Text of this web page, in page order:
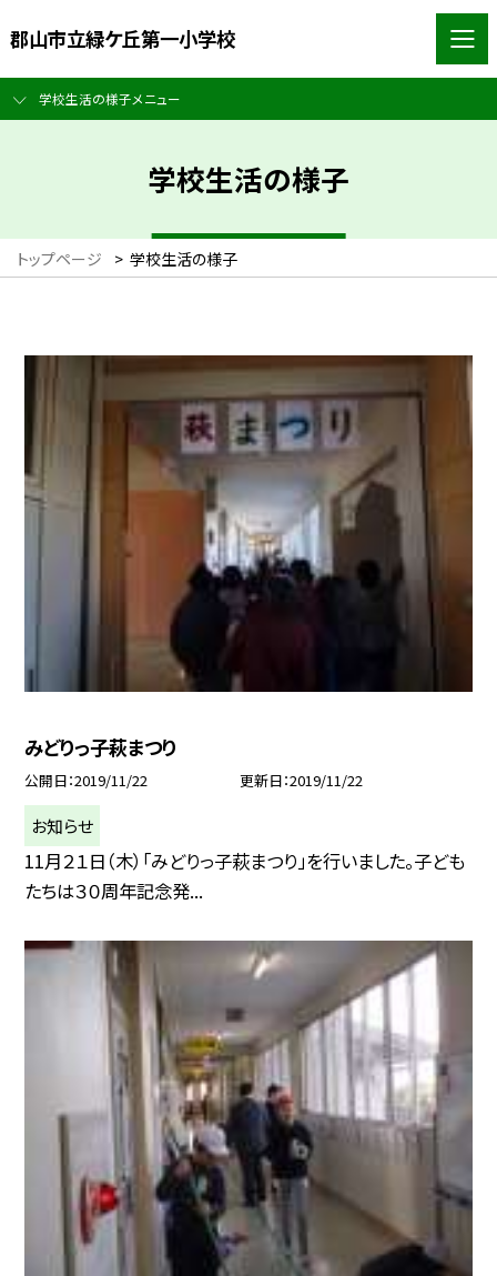
郡山市立緑ケ丘第一小学校
学校生活の様子メニュー
学校生活の様子
トップページ > 学校生活の様子
みどりっ子萩まつり
公開日 2019/11/22 更新日 2019/11/22
お知らせ
11月２１日（木）「みどりっ子萩まつり」を行いました。子ども
たちは３０周年記念発...